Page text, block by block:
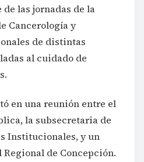
las jornadas de la
Cancerología y
de distintas
al cuidado de
en una reunión entre el
la subsecretaria de
Institucionales, y un
de Concepción.